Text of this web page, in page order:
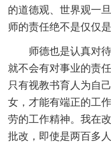
的道德观、世界观一
师的责任绝不是仅仅
师德也是认真对
就不会有对事业的责
只有视教书育人为自
女，才能有端正的工
劳的工作精神。我在
批改，即使是两百多